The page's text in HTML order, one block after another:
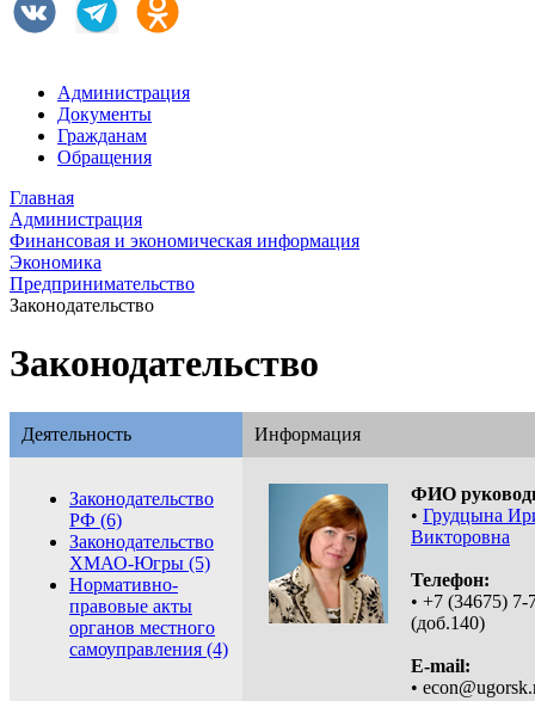
Администрация
Документы
Гражданам
Обращения
Главная
Администрация
Финансовая и экономическая информация
Экономика
Предпринимательство
Законодательство
Законодательство
Деятельность Информация
Законодательство
РФ (6)
Законодательство
ХМАО-Югры (5)
Нормативно-
правовые акты
органов местного
самоуправления (4)
ФИО
• Грудцына
Викторовна
Телефон:
• +7 (34675) 7-
(доб.140)
E-mail:
•